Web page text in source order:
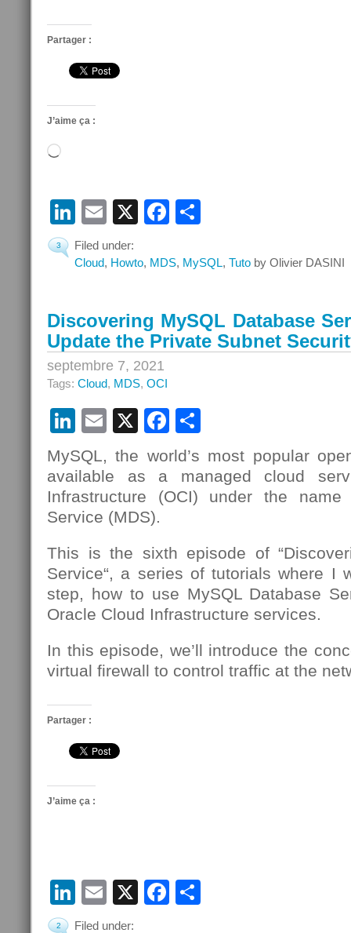
Partager :
J’aime ça :
Chargement…
LinkedIn
Email
X Facebook
3
Filed under:
Cloud, Howto, MDS, MySQL, Tuto by Olivier DASINI
Discovering MySQL Database
Update the Private Subnet
septembre 7, 2021
Tags: Cloud, MDS, OCI
LinkedIn
Email
X Facebook
MySQL, the world’s most popular
available as a managed cloud
Infrastructure (OCI) under the
Service (MDS).
This is the sixth episode of
Service“, a series of tutorials where I
step, how to use MySQL Database
Oracle Cloud Infrastructure services.
In this episode, we’ll introduce the
virtual firewall to control traffic at the
Partager :
J’aime ça :
LinkedIn
Email
X Facebook
2
Filed under: